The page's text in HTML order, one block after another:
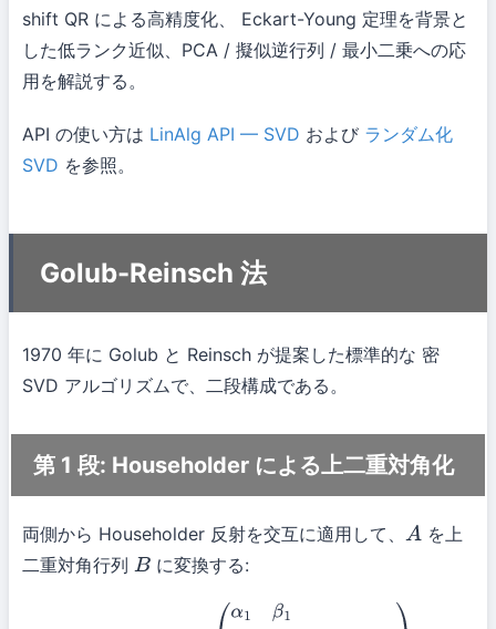
shift QR による高精度化、 Eckart-Young 定理を背景と
した低ランク近似、PCA / 擬似逆行列 / 最小二乗への応
用を解説する。
API の使い方は LinAlg API — SVD および ランダム化
SVD を参照。
Golub-Reinsch 法
1970 年に Golub と Reinsch が提案した標準的な 密
SVD アルゴリズムで、二段構成である。
第 1 段: Householder による上二重対角化
両側から Householder 反射を交互に適用して、 Aを上
二重対角行列 B に変換する:
(α 1β1 2β2